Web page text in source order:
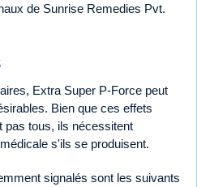
de Sunrise Remedies Pvt.
Extra Super P-Force peut
Bien que ces effets
pas tous, ils nécessitent
s'ils se produisent.
signalés sont les suivants